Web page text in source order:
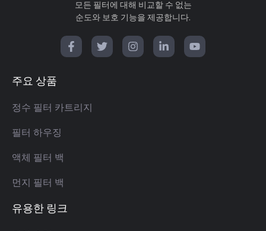
모든 필터에 대해 비교할 수 없는
순도와 보호 기능을 제공합니다.
페
이
트
위
인
스
링
크
유
튜
주요 상품
정수 필터 카트리지
필터 하우징
액체 필터 백
먼지 필터 백
유용한 링크